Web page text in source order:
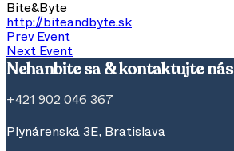
Bite&Byte
http://biteandbyte.sk
Prev Event
Next Event
Nehanbite sa & kontaktujte nás
+421 902 046 367
Plynárenská 3E, Bratislava